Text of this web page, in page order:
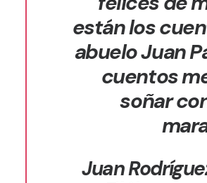
están los
abuelo Juan
cuentos
soñar
Juan